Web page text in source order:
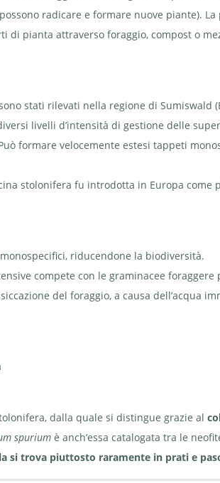
radicare e formare nuove piante). La
di pianta attraverso foraggio, compost o
stati rilevati nella regione di Sumiswald
livelli d’intensità di gestione delle
formare velocemente estesi tappeti
stolonifera fu introdotta in Europa come
riducendone la biodiversità.
compete con le graminacee foraggere
del foraggio, a causa dell’acqua
dalla quale si distingue grazie al
spurium è anch’essa catalogata tra le
la si trova piuttosto raramente in prati e